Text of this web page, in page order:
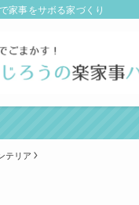
家事をサボる家づくり
テリア